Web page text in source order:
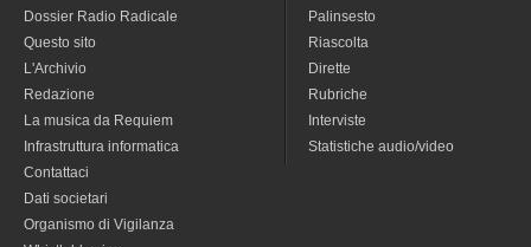
Dossier Radio Radicale
Questo sito
L'Archivio
Redazione
La musica da Requiem
Infrastruttura informatica
Contattaci
Dati societari
Organismo di Vigilanza
Palinsesto
Riascolta
Dirette
Rubriche
Interviste
Statistiche audio/video